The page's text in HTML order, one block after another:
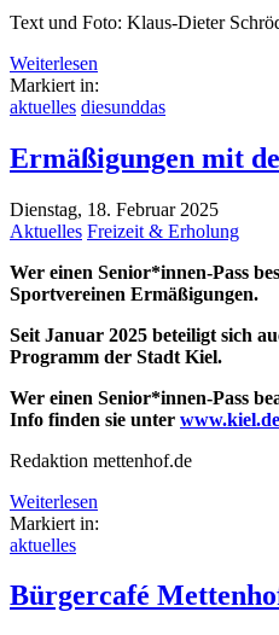
Text und Foto: Klaus-Dieter
Weiterlesen
Markiert in:
aktuelles diesunddas
Ermäßigungen mit
Dienstag, 18. Februar 2025
Aktuelles Freizeit & Erholung
Wer einen Senior*innen-Pass
Sportvereinen Ermäßigungen.
Seit Januar 2025 beteiligt sich
Programm der Stadt Kiel.
Wer einen Senior*innen-Pass
Info finden sie unter
Redaktion mettenhof.de
Weiterlesen
Markiert in:
aktuelles
Bürgercafé